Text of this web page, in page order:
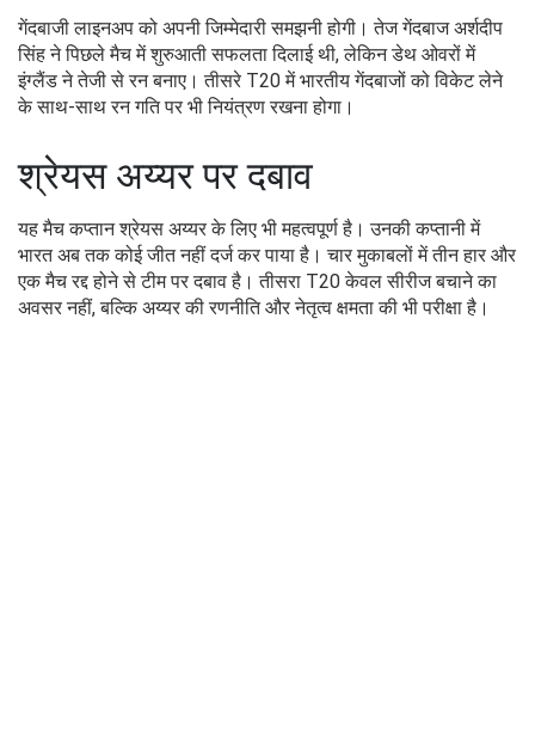
गेंदबाजी लाइनअप को अपनी जिम्मेदारी समझनी होगी। तेज गेंदबाज अर्शदीप
सिंह ने पिछले मैच में शुरुआती सफलता दिलाई थी, लेकिन डेथ ओवरों में
इंग्लैंड ने तेजी से रन बनाए। तीसरे T20 में भारतीय गेंदबाजों को विकेट लेने
के साथ-साथ रन गति पर भी नियंत्रण रखना होगा।
श्रेयस अय्यर पर दबाव
यह मैच कप्तान श्रेयस अय्यर के लिए भी महत्वपूर्ण है। उनकी कप्तानी में
भारत अब तक कोई जीत नहीं दर्ज कर पाया है। चार मुकाबलों में तीन हार और
एक मैच रद्द होने से टीम पर दबाव है। तीसरा T20 केवल सीरीज बचाने का
अवसर नहीं, बल्कि अय्यर की रणनीति और नेतृत्व क्षमता की भी परीक्षा है।